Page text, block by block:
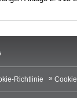
Richtlinie